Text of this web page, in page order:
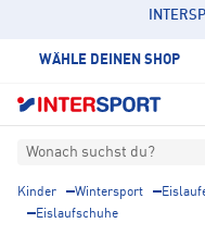
WÄHLE DEINEN SHOP
Wonach suchst du?
Kinder Wintersport
Eislaufschuhe